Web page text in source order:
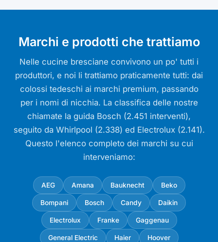
Marchi e prodotti che trattiamo
Nelle cucine bresciane convivono un po' tutti i
produttori, e noi li trattiamo praticamente tutti: dai
colossi tedeschi ai marchi premium, passando
per i nomi di nicchia. La classifica delle nostre
chiamate la guida Bosch (2.451 interventi),
seguito da Whirlpool (2.338) ed Electrolux (2.141).
Questo l'elenco completo dei marchi su cui
interveniamo:
AEG Amana Bauknecht Beko
Bompani Bosch Candy Daikin
Electrolux Franke Gaggenau
General Electric Haier Hoover